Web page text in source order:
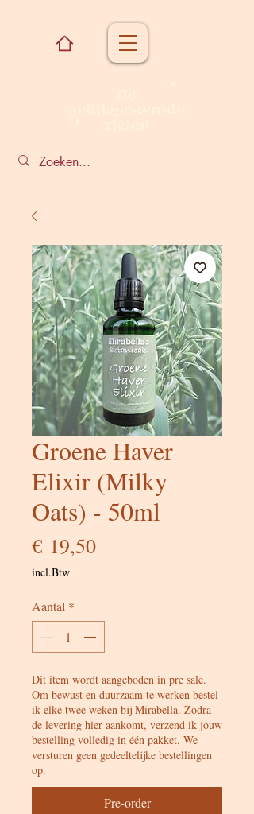
Groene Haver
Elixir (Milky
Oats) - 50ml
€ 19,50Prijs
incl.Btw
Aantal *
Dit item wordt aangeboden in pre sale.
Om bewust en duurzaam te werken bestel
ik elke twee weken bij Mirabella. Zodra
de levering hier aankomt, verzend ik jouw
bestelling volledig in één pakket. We
versturen geen gedeeltelijke bestellingen
op.
Pre-order